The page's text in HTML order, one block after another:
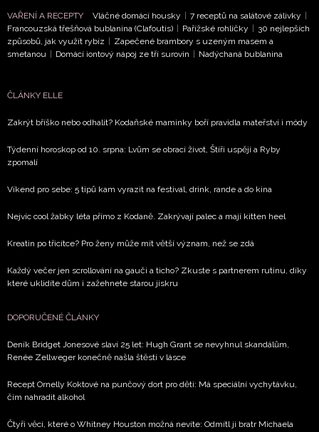
VAŘENÍ A RECEPTY Vláčné domácí housky 7 receptů na salátové zálivky
Francouzská třešňová bublanina (Clafoutis)
Pařížské rohlíčky
30 nejlepších
způsobů, jak využít rybíz
Zapečené brambory s uzeným masem a
smetanou
Domácí iontový nápoj ze tří surovin Nadýchaná bublanina
ČLÁNKY ELLE
Zakrýt bříško nebo odhalit? Kodaňské maminky boří pravidla mateřství i módy
Týdenní horoskop od 10. srpna: Lvům se obrací život, Štíři uspějí a Ryby
zpomalí
Víkend pro sebe: 5 tipů kam vyrazit na festival, drink, rande a do kina
Nejvíc cool žabky léta přímo z Kodaně. Zakrývají palec a mají kitten heel
Kreatin po třicítce? Pro ženy může mít větší význam, než se zdá
Každý večer jen scrollování na gauči a ticho? Zkuste s partnerem rutinu, díky
které uklidíte dům i zažehnete starou jiskru
DOPORUČENÉ ČLÁNKY
Deník Bridget Jonesové slaví 25 let: Hugh Grant se nevyhnul skandálům,
Renée Zellweger konečně našla štěstí v lásce
Recept Ornelly Koktové na punčový dort pro děti: Má speciální vychytávku,
čím nahradit alkohol
Čtyři věci, které o Whitney Houston možná nevíte: Odmítl ji bratr Michaela